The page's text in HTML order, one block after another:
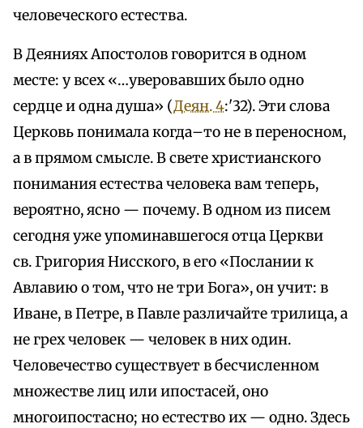
человеческого естества.
В Деяниях Апостолов говорится в одном
месте: у всех «…уверовавших было одно
сердце и одна душа» (Деян. 4:'32). Эти слова
Церковь понимала когда–то не в переносном,
а в прямом смысле. В свете христианского
понимания естества человека вам теперь,
вероятно, ясно — почему. В одном из писем
сегодня уже упоминавшегося отца Церкви
св. Григория Нисского, в его «Послании к
Авлавию о том, что не три Бога», он учит: в
Иване, в Петре, в Павле различайте трилица, а
не грех человек — человек в них один.
Человечество существует в бесчисленном
множестве лиц или ипостасей, оно
многоипостасно; но естество их — одно. Здесь